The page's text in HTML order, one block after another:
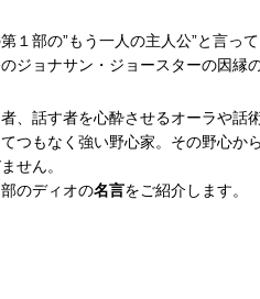
１部の”もう一人の主人公”と言っ
ジョナサン・ジョースターの因縁
、話す者を心酔させるオーラや話
つもなく強い野心家。その野心か
せん。
のディオの名言をご紹介します。